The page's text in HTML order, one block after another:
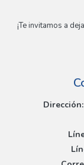
¡Te invitamos a
Dirección: